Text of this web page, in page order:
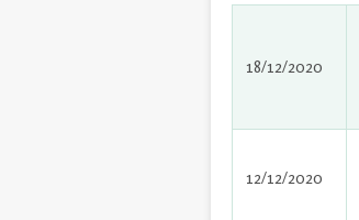
18/12/2020
12/12/2020